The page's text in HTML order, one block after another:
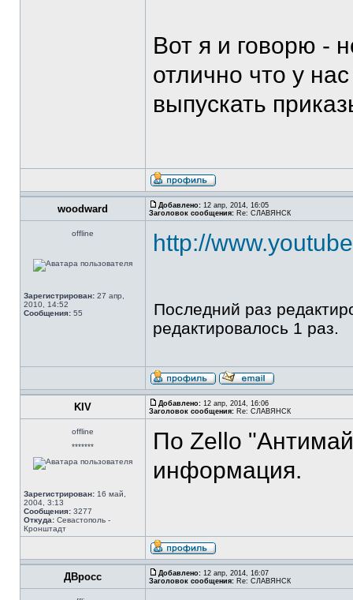
Вот я и говорю -
отлично что у
выпускать
woodward Добавлено: 12 апр, 2014, 16:05
Заголовок сообщения: Re: СЛАВЯНСК
offline
Зарегистрирован: 27 апр,
2010, 14:52
Сообщения: 55
http://
Последний раз
редактировалось 1 раз.
KIV Добавлено: 12 апр, 2014, 16:06
Заголовок сообщения: Re: СЛАВЯНСК
offline
*******
Зарегистрирован: 16 май,
2004, 3:13
Сообщения: 3277
Откуда: Севастополь -
Кронштадт
По Zello
информация.
ДВросс Добавлено: 12 апр, 2014, 16:07
Заголовок сообщения: Re: СЛАВЯНСК